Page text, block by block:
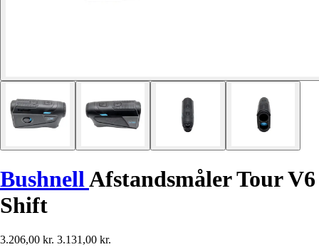
BushnellAfstandsmåler Tour V6
Shift
3.206,00 kr. 3.131,00 kr.